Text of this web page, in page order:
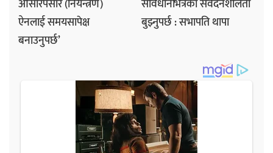
ओसारपसार (नियन्त्रण)
ऐनलाई समयसापेक्ष
बनाउनुपर्छ’
संविधानभित्रका संवेदनशीलता
बुझ्नुपर्छ : सभापति थापा